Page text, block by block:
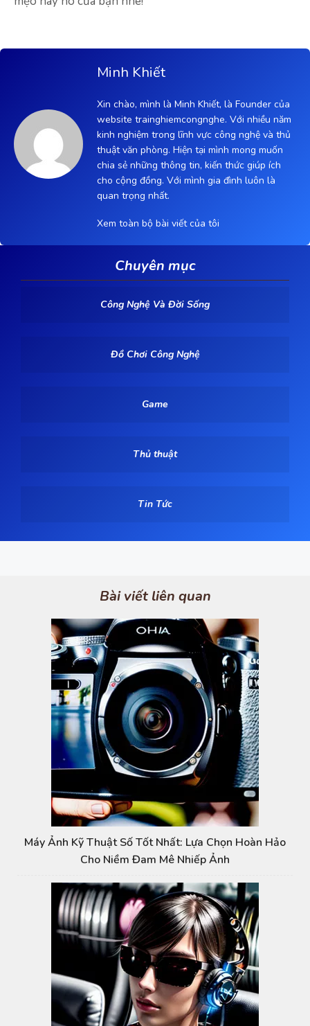
Minh Khiết
Xin chào, mình là Minh Khiết, là Founder của
website trainghiemcongnghe. Với nhiều năm
kinh nghiệm trong lĩnh vực công nghệ và thủ
thuật văn phòng. Hiện tại mình mong muốn
chia sẻ những thông tin, kiến thức giúp ích
cho cộng đồng. Với mình gia đình luôn là
quan trọng nhất.
Xem toàn bộ bài viết của tôi
Chuyên mục
Công Nghệ Và Đời Sống
Đồ Chơi Công Nghệ
Game
Thủ thuật
Tin Tức
Bài viết liên quan
Máy Ảnh Kỹ Thuật Số Tốt Nhất: Lựa Chọn Hoàn Hảo
Cho Niềm Đam Mê Nhiếp Ảnh